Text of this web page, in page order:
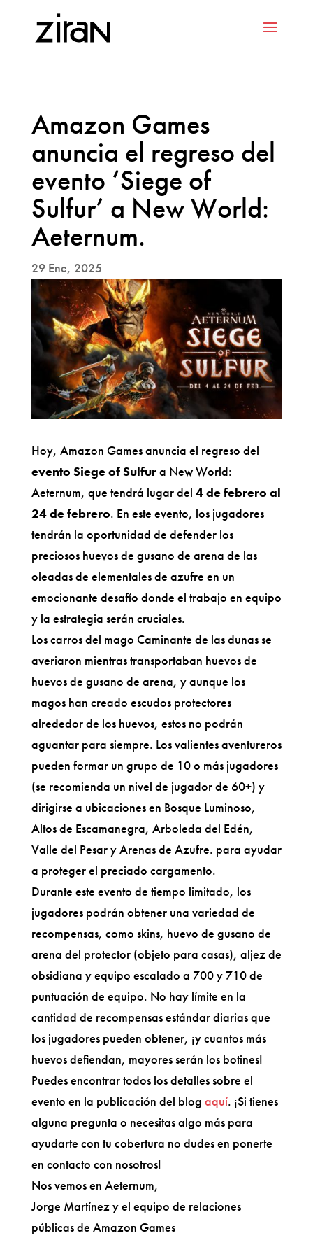
Amazon Games
anuncia el regreso del
evento ‘Siege of
Sulfur’ a New World:
Aeternum.
29 Ene, 2025
Hoy, Amazon Games anuncia el regreso del
evento Siege of Sulfura New World:
Aeternum, que tendrá lugar del 4 de febrero al
24 de febrero. En este evento, los jugadores
tendrán la oportunidad de defender los
preciosos huevos de gusano de arena de las
oleadas de elementales de azufre en un
emocionante desafío donde el trabajo en equipo
y la estrategia serán cruciales.
Los carros del mago Caminante de las dunas se
averiaron mientras transportaban huevos de
huevos de gusano de arena, y aunque los
magos han creado escudos protectores
alrededor de los huevos, estos no podrán
aguantar para siempre. Los valientes aventureros
pueden formar un grupo de 10 o más jugadores
(se recomienda un nivel de jugador de 60+) y
dirigirse a ubicaciones en Bosque Luminoso,
Altos de Escamanegra, Arboleda del Edén,
Valle del Pesar y Arenas de Azufre. para ayudar
a proteger el preciado cargamento.
Durante este evento de tiempo limitado, los
jugadores podrán obtener una variedad de
recompensas, como skins, huevo de gusano de
arena del protector (objeto para casas), aljez de
obsidiana y equipo escalado a 700 y 710 de
puntuación de equipo. No hay límite en la
cantidad de recompensas estándar diarias que
los jugadores pueden obtener, ¡y cuantos más
huevos defiendan, mayores serán los botines!
Puedes encontrar todos los detalles sobre el
evento en la publicación del blog aquí. ¡Si tienes
alguna pregunta o necesitas algo más para
ayudarte con tu cobertura no dudes en ponerte
en contacto con nosotros!
Nos vemos en Aeternum,
Jorge Martínez y el equipo de relaciones
públicas de Amazon Games